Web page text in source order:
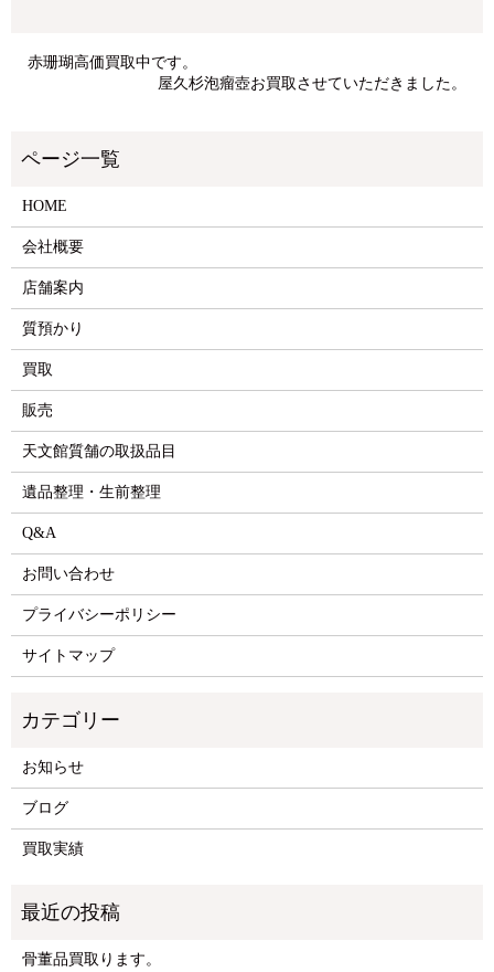
赤珊瑚高価買取中です。
屋久杉泡瘤壺お買取させていただきました。
HOME
会社概要
店舗案内
質預かり
買取
販売
天文館質舗の取扱品目
遺品整理・生前整理
Q&A
お問い合わせ
プライバシーポリシー
サイトマップ
お知らせ
ブログ
買取実績
骨董品買取ります。